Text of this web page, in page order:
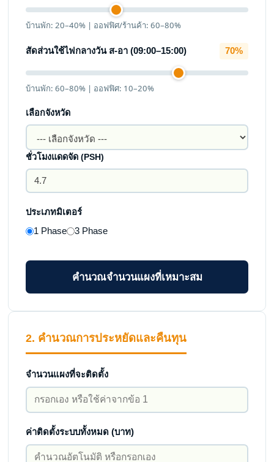
บ้านพัก: 20–40% | ออฟฟิศ/ร้านค้า: 60–80%
สัดส่วนใช้ไฟกลางวัน ส-อา (09:00–15:00) 70%
บ้านพัก: 60–80% | ออฟฟิศ: 10–20%
เลือกจังหวัด
ชั่วโมงแดดจัด (PSH)
ประเภทมิเตอร์
1 Phase
3 Phase
คำนวณจำนวนแผงที่เหมาะสม
2. คำนวณการประหยัดและคืนทุน
จำนวนแผงที่จะติดตั้ง
ค่าติดตั้งระบบทั้งหมด (บาท)